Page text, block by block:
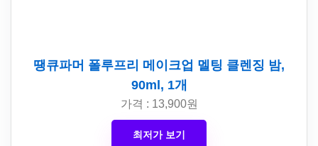
땡큐파머 폴루프리 메이크업 멜팅 클렌징 밤,
90ml, 1개
가격 : 13,900원
최저가 보기